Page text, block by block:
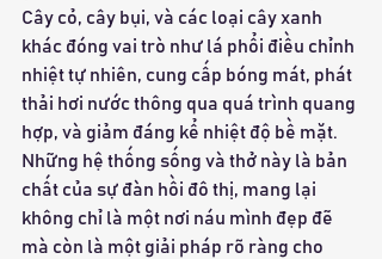
Cây cỏ, cây bụi, và các loại cây xanh
khác đóng vai trò như lá phổi điều chỉnh
nhiệt tự nhiên, cung cấp bóng mát, phát
thải hơi nước thông qua quá trình quang
hợp, và giảm đáng kể nhiệt độ bề mặt.
Những hệ thống sống và thở này là bản
chất của sự đàn hồi đô thị, mang lại
không chỉ là một nơi náu mình đẹp đẽ
mà còn là một giải pháp rõ ràng cho